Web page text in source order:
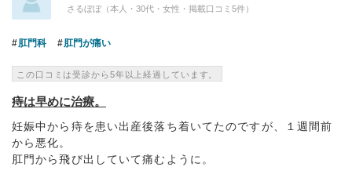
さるぼぼ（本人・30代・女性・掲載口コミ5件）
肛門科 肛門が痛い
この口コミは受診から5年以上経過しています。
痔は早めに治療。
妊娠中から痔を患い出産後落ち着いてたのですが、１週間前
から悪化。
肛門から飛び出していて痛むように。